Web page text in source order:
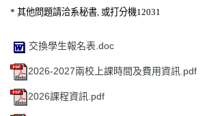
* 其他問題請洽系秘書 或打分機12031
交換學生報名表.doc
2026-2027兩校上課時間及費用資訊.pdf
2026課程資訊.pdf